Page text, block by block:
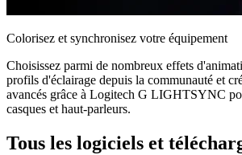
Colorisez et synchronisez votre équipement
Choisissez parmi de nombreux effets
profils d'éclairage depuis la communauté et
avancés grâce à Logitech G LIGHTSYNC
casques et haut-parleurs.
Tous les logiciels et